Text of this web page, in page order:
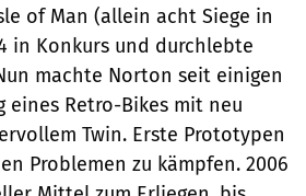
of Man (allein acht Siege in
in Konkurs und durchlebte
machte Norton seit einigen
eines Retro-Bikes mit neu
Twin. Erste Prototypen
Problemen zu kämpfen. 2006